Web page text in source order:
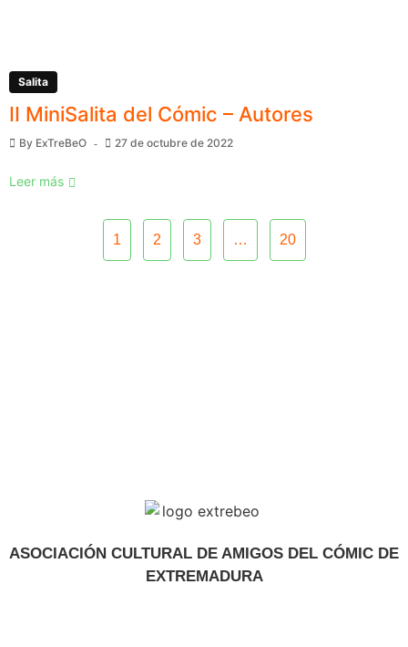
Salita
II MiniSalita del Cómic – Autores
By ExTreBeO 27 de octubre de 2022
Leer más
1 2 3 … 20
ASOCIACIÓN CULTURAL DE AMIGOS DEL CÓMIC DE
EXTREMADURA